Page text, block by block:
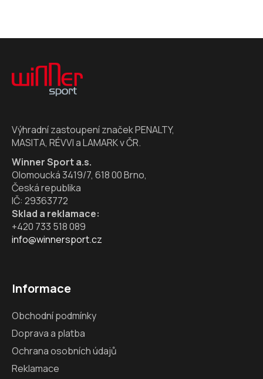
Z
Výhradní zastoupení značek PENALTY,
MASITA, RÉVVI a LAMARK v ČR.
Winner Sport a.s.
Olomoucká 3419/7, 618 00 Brno,
Česká republika
IČ: 29363772
Sklad a reklamace:
+420 733 518 089
info@winnersport.cz
Informace
Obchodní podmínky
Doprava a platba
Ochrana osobních údajů
Reklamace